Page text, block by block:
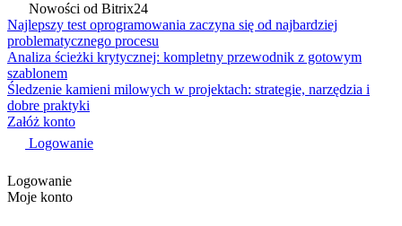
Nowości od Bitrix24
Najlepszy test oprogramowania zaczyna się od najbardziej
problematycznego procesu
Analiza ścieżki krytycznej: kompletny przewodnik z gotowym
szablonem
Śledzenie kamieni milowych w projektach: strategie, narzędzia i
dobre praktyki
Załóż konto
Logowanie
Logowanie
Moje konto